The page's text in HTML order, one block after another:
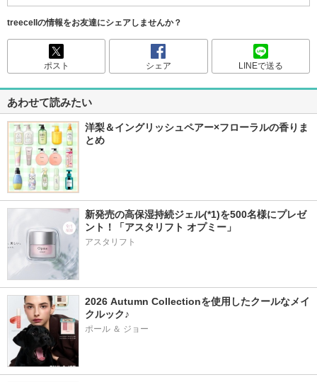
treecellの情報をお友達にシェアしませんか？
ポスト シェア LINEで送る
あわせて読みたい
洋梨＆イングリッシュペアー×フローラルの香りま
とめ
新発売の高保湿持続ジェル(*1)を500名様にプレゼ
ント！「アスタリフト オプミー」
アスタリフト
2026 Autumn Collectionを使用したクールなメイ
クルック♪
ポール ＆ ジョー